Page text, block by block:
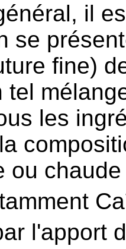
il
se
fine)
tel
les
ou
Ca
l'apport